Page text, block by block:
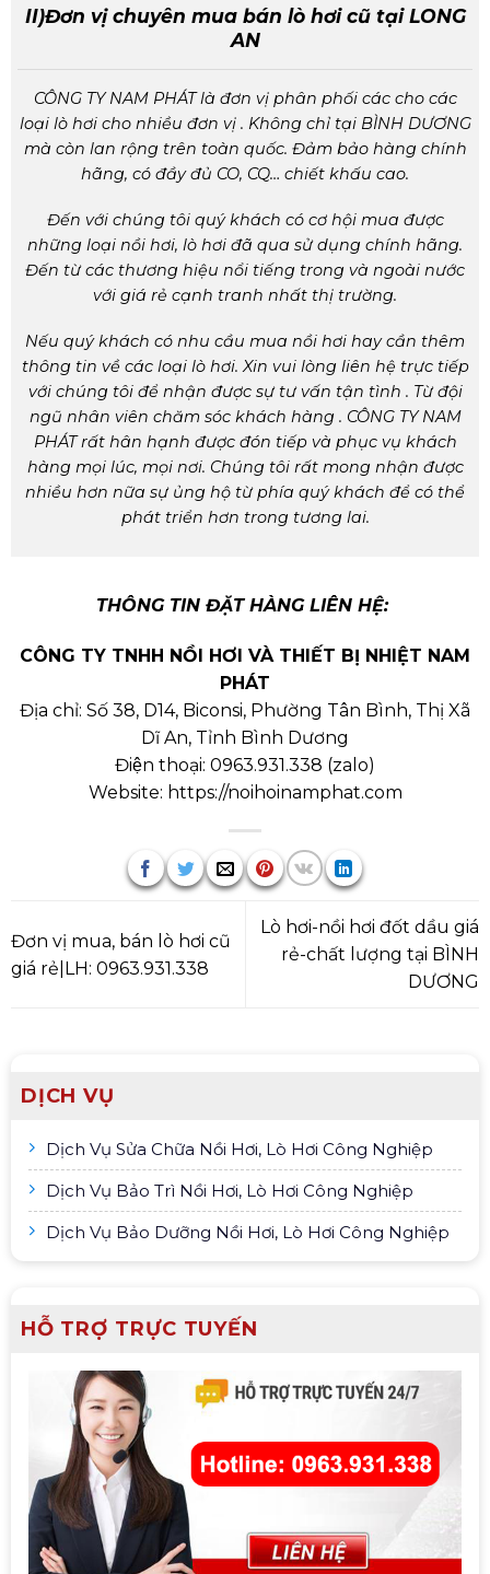
DỊCH VỤ
Dịch Vụ Sửa Chữa Nồi Hơi, Lò Hơi Công Nghiệp
Dịch Vụ Bảo Trì Nồi Hơi, Lò Hơi Công Nghiệp
Dịch Vụ Bảo Dưỡng Nồi Hơi, Lò Hơi Công Nghiệp
HỖ TRỢ TRỰC TUYẾN
II)Đơn vị chuyên mua bán lò hơi cũ tại LONG
AN
CÔNG TY NAM PHÁTlà đơn vị phân phối các cho các
loại lò hơi cho nhiều đơn vị . Không chỉ tại BÌNH DƯƠNG
mà còn lan rộng trên toàn quốc. Đảm bảo hàng chính
hãng, có đầy đủ CO, CQ… chiết khấu cao.
Đến với chúng tôi quý khách có cơ hội mua được
những loại nồi hơi, lò hơi đã qua sử dụng chính hãng.
Đến từ các thương hiệu nổi tiếng trong và ngoài nước
với giá rẻ cạnh tranh nhất thị trường.
Nếu quý khách có nhu cầu mua nồi hơi hay cần thêm
thông tin về các loại lò hơi. Xin vui lòng liên hệ trực tiếp
với chúng tôi để nhận được sự tư vấn tận tình . Từ đội
ngũ nhân viên chăm sóc khách hàng . CÔNG TY NAM
PHÁTrất hân hạnh được đón tiếp và phục vụ khách
hàng mọi lúc, mọi nơi. Chúng tôi rất mong nhận được
nhiều hơn nữa sự ủng hộ từ phía quý khách để có thể
phát triển hơn trong tương lai.
THÔNG TIN ĐẶT HÀNG LIÊN HỆ:
CÔNG TY TNHH NỒI HƠI VÀ THIẾT BỊ NHIỆT NAM
PHÁT
Địa chỉ: Số 38, D14, Biconsi, Phường Tân Bình, Thị Xã
Dĩ An, Tỉnh Bình Dương
Điện thoại: 0963.931.338 (zalo)
Website: https://noihoinamphat.com
Đơn vị mua, bán lò hơi cũ
giá rẻ|LH: 0963.931.338
Lò hơi-nồi hơi đốt dầu giá
rẻ-chất lượng tại BÌNH
DƯƠNG